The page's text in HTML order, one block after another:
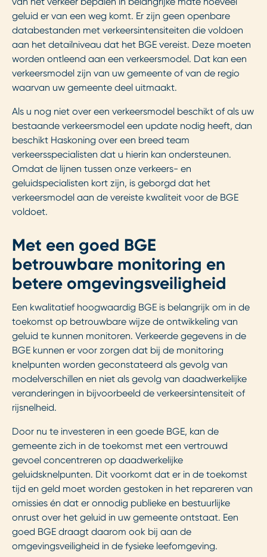
geluid er van een weg komt. Er zijn geen openbare
databestanden met verkeersintensiteiten die voldoen
aan het detailniveau dat het BGE vereist. Deze moeten
worden ontleend aan een verkeersmodel. Dat kan een
verkeersmodel zijn van uw gemeente of van de regio
waarvan uw gemeente deel uitmaakt.
Als u nog niet over een verkeersmodel beschikt of als uw
bestaande verkeersmodel een update nodig heeft, dan
beschikt Haskoning over een breed team
verkeersspecialisten dat u hierin kan ondersteunen.
Omdat de lijnen tussen onze verkeers- en
geluidspecialisten kort zijn, is geborgd dat het
verkeersmodel aan de vereiste kwaliteit voor de BGE
voldoet.
Met een goed BGE
betrouwbare monitoring en
betere omgevingsveiligheid
Een kwalitatief hoogwaardig BGE is belangrijk om in de
toekomst op betrouwbare wijze de ontwikkeling van
geluid te kunnen monitoren. Verkeerde gegevens in de
BGE kunnen er voor zorgen dat bij de monitoring
knelpunten worden geconstateerd als gevolg van
modelverschillen en niet als gevolg van daadwerkelijke
veranderingen in bijvoorbeeld de verkeersintensiteit of
rijsnelheid.
Door nu te investeren in een goede BGE, kan de
gemeente zich in de toekomst met een vertrouwd
gevoel concentreren op daadwerkelijke
geluidsknelpunten. Dit voorkomt dat er in de toekomst
tijd en geld moet worden gestoken in het repareren van
omissies én dat er onnodig publieke en bestuurlijke
onrust over het geluid in uw gemeente ontstaat. Een
goed BGE draagt daarom ook bij aan de
omgevingsveiligheid in de fysieke leefomgeving.